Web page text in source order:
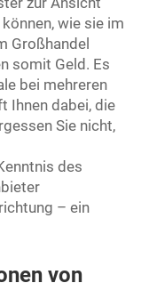
wie sie im
Großhandel
somit Geld. Es
bei mehreren
Ihnen dabei, die
Sie nicht,
des
– ein
von